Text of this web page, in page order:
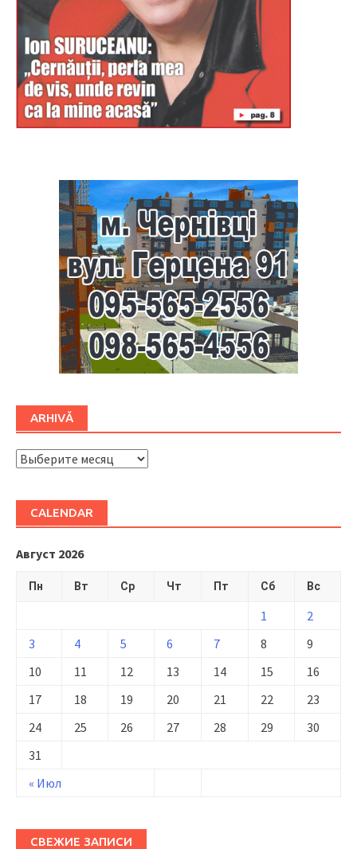
ARHIVĂ
ARHIVĂ
CALENDAR
Август 2026
Пн Вт Ср Чт Пт Сб Вс
« Июл
1
2
3
4 5 6 7 8
9
10
11 12 13 14 15
16
17
18 19 20 21 22
23
24
25 26 27 28 29
30
31
СВЕЖИЕ ЗАПИСИ